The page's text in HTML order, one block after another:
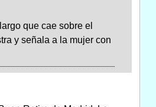
que cae sobre el
y señala a la mujer con